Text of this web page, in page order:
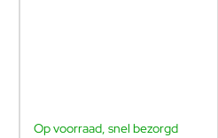
Op voorraad, snel bezorgd